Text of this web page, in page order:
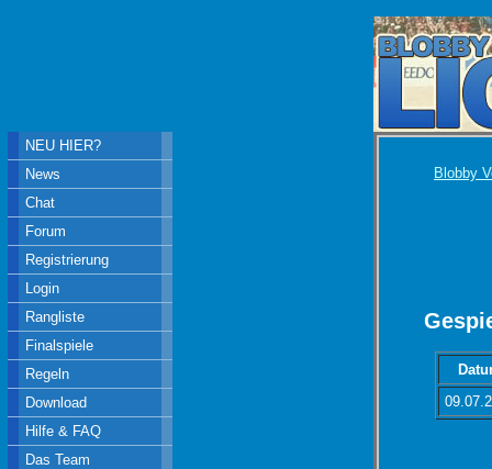
Blobby
NEU HIER?
News
Chat
Forum
Registrierung
Login
Rangliste
Finalspiele
Regeln
Download
Hilfe & FAQ
Das Team